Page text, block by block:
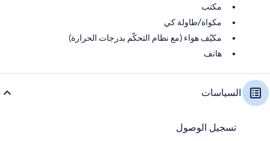
مكتب
مكواة/طاولة كي
مكيّف هواء (مع نظام التحكّم بدرجات الحرارة)
هاتف
السياسات
تسجيل الوصول